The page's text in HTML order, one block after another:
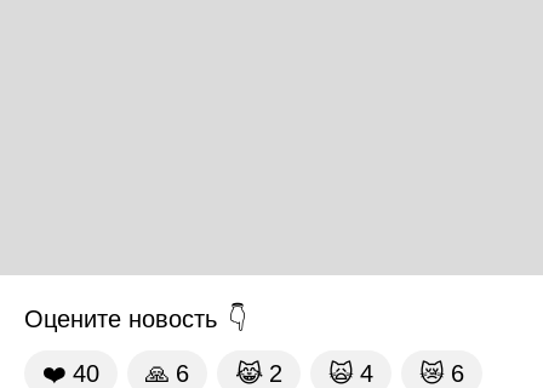
Оцените новость
❤️ 40 🙏 6 😹 2 🙀 4 😿 6